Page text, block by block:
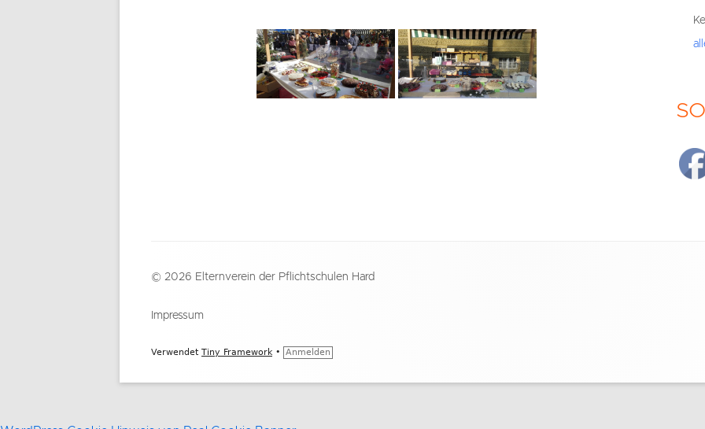
Inhalt
© 2026 Elternverein der Pflichtschulen Hard
Impressum
Verwendet Tiny Framework • Anmelden